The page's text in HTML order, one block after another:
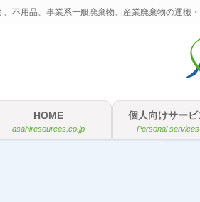
、不用品、事業系一般廃棄物、産業廃棄物の運搬
HOME
asahiresources.co.jp
個人向けサービ
Personal services